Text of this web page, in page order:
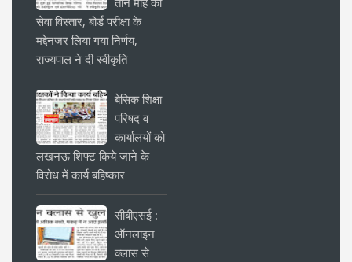
सेवा विस्तार, बोर्ड परीक्षा के
मद्देनजर लिया गया निर्णय,
राज्यपाल ने दी स्वीकृति
बेसिक शिक्षा
परिषद व
कार्यालयों को
लखनऊ शिफ्ट किये जाने के
विरोध में कार्य बहिष्कार
सीबीएसई :
ऑनलाइन
क्लास से